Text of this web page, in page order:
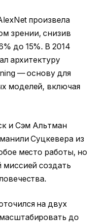
произвела
зрении, снизив
до 15%. В 2014
архитектуру
— основу для
моделей, включая
и Сэм Альтман
Суцкевера из
место работы, но
миссией создать
на двух
до